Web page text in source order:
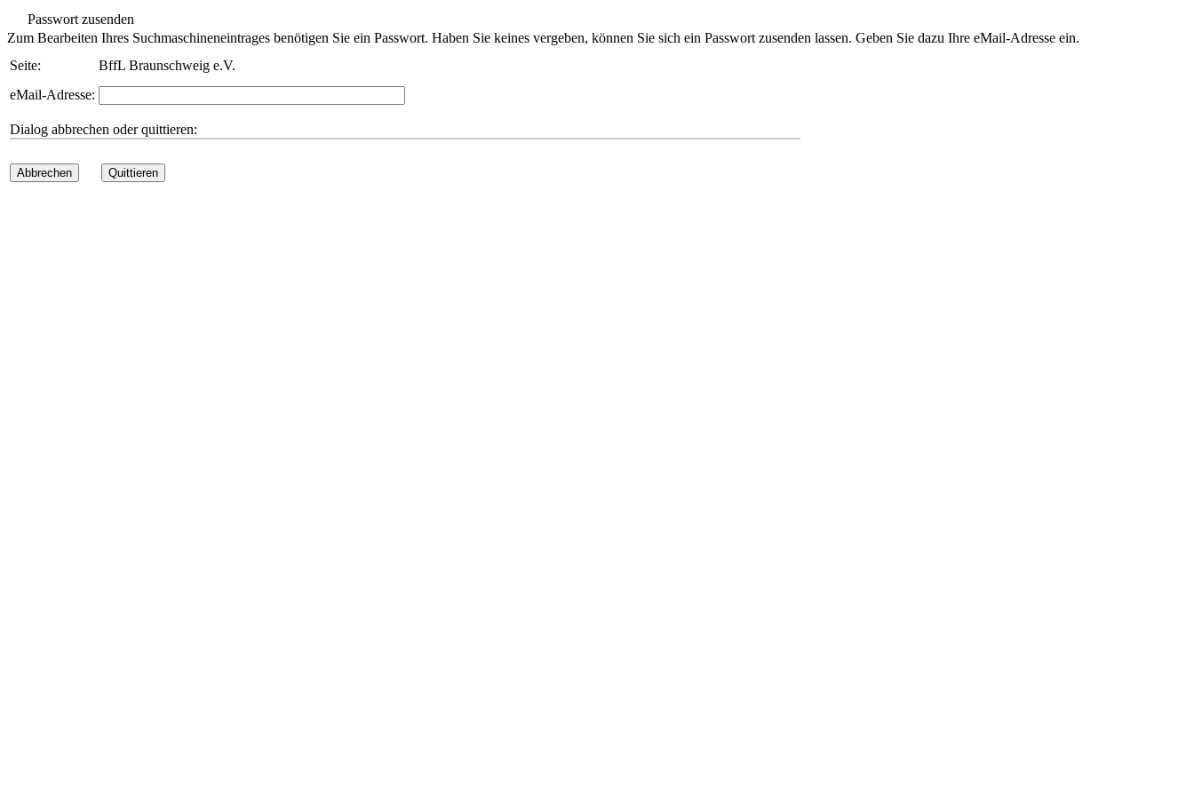
Passwort zusenden
Zum Bearbeiten Ihres Suchmaschineneintrages benötigen Sie ein Passwort. Haben Sie keines vergeben, können Sie sich ein Passwort zusenden lassen. Geben Sie dazu Ihre eMail-Adresse ein.
Seite:
BffL Braunschweig e.V.
eMail-Adresse:
Dialog abbrechen oder quittieren:
Abbrechen Quittieren